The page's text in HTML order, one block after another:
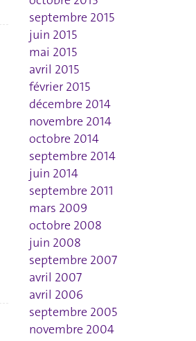
septembre 2015
juin 2015
mai 2015
avril 2015
février 2015
décembre 2014
novembre 2014
octobre 2014
septembre 2014
juin 2014
septembre 2011
mars 2009
octobre 2008
juin 2008
septembre 2007
avril 2007
avril 2006
septembre 2005
novembre 2004